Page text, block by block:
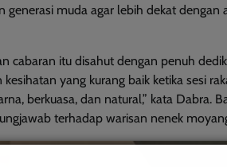
muda agar lebih dekat dengan
cabaran itu disahut dengan penuh
yang kurang baik ketika sesi
berkuasa, dan natural,” kata Dabra.
terhadap warisan nenek